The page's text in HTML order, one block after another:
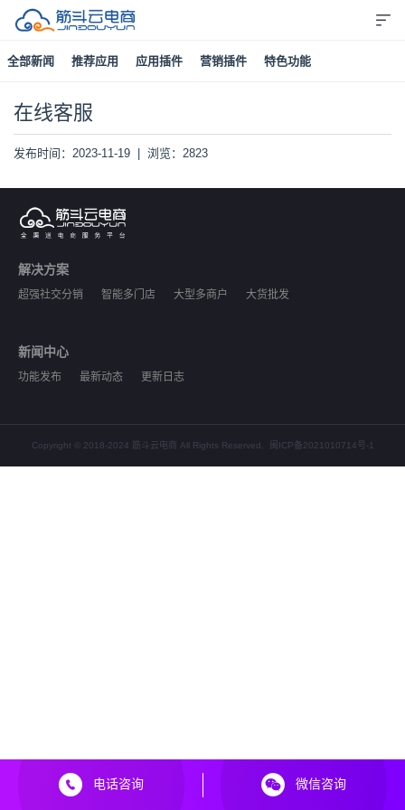
全部新闻 推荐应用 应用插件 营销插件 特色功能
在线客服
发布时间：2023-11-19 | 浏览：2823
解决方案
超强社交分销 智能多门店 大型多商户 大货批发
新闻中心
功能发布 最新动态 更新日志
Copyright © 2018-2024 筋斗云电商 All Rights Reserved. 闽ICP备2021010714号-1
电话咨询 微信咨询